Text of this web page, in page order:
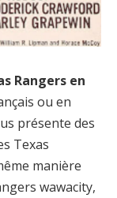
Rangers en
ou en
présente des
Texas
manière
wawacity,